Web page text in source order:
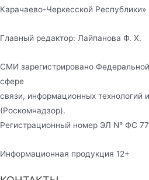
Карачаево-Черкесской Республики»
Главный редактор: Лайпанова Ф. Х.
СМИ зарегистрировано
сфере
связи, информационных технологий
(Роскомнадзор).
Регистрационный номер ЭЛ N° ФС
Информационная продукция 12+